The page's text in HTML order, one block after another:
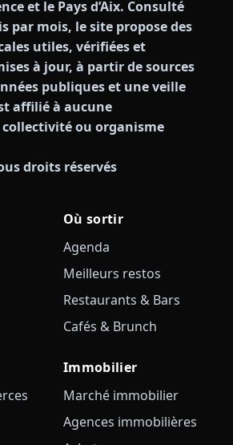
et le Pays d’Aix. Consulté
par mois, le site propose des
utiles, vérifiées et
à jour, à partir de sources
publiques et une veille
affilié à aucune
ou organisme
droits réservés
Où sortir
Agenda
Meilleurs restos
Restaurants & Bars
Cafés & Brunch
Immobilier
Marché immobilier
Agences immobilières